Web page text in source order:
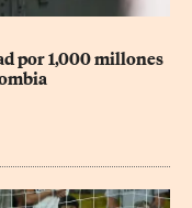
por 1,000 millones